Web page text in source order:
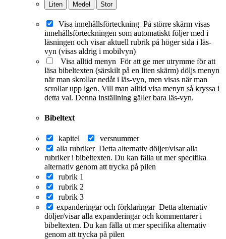
Liten Medel Stor
Visa innehållsförteckning På större skärm visas
innehållsförteckningen som automatiskt följer med i
läsningen och visar aktuell rubrik på höger sida i läs-
vyn (visas aldrig i mobilvyn)
Visa alltid menyn För att ge mer utrymme för att
läsa bibeltexten (särskilt på en liten skärm) döljs menyn
när man skrollar nedåt i läs-vyn, men visas när man
scrollar upp igen. Vill man alltid visa menyn så kryssa i
detta val. Denna inställning gäller bara läs-vyn.
Bibeltext
kapitel
versnummer
alla rubriker Detta alternativ döljer/visar alla
rubriker i bibeltexten. Du kan fälla ut mer specifika
alternativ genom att trycka på pilen
rubrik 1
rubrik 2
rubrik 3
expanderingar och förklaringar Detta alternativ
döljer/visar alla expanderingar och kommentarer i
bibeltexten. Du kan fälla ut mer specifika alternativ
genom att trycka på pilen